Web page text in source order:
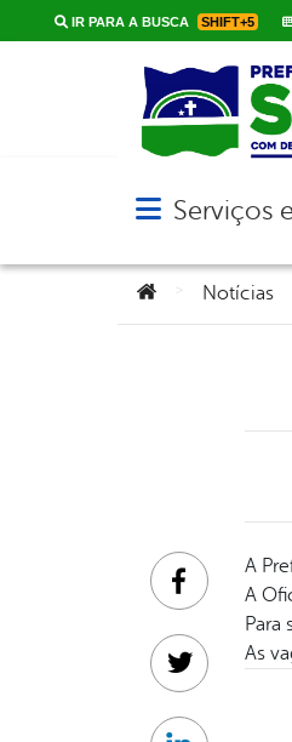
IR PARA A BUSCA SHIFT+5
Abrir menu
Serviços
Você está aqui:
Notícias
A
A
Para
As
Facebook
Twitter